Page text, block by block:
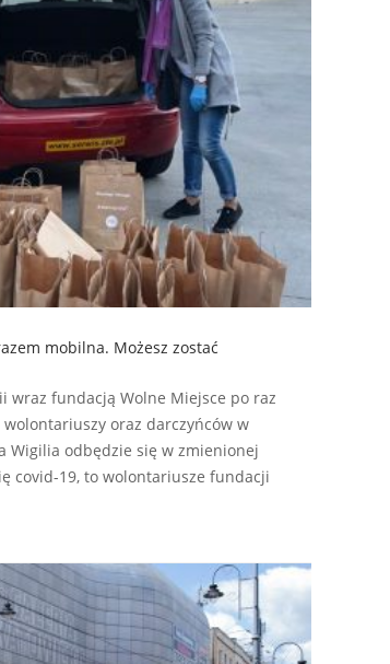
mobilna. Możesz zostać
wraz fundacją Wolne Miejsce po raz
wolontariuszy oraz darczyńców w
Wigilia odbędzie się w zmienionej
covid-19, to wolontariusze fundacji